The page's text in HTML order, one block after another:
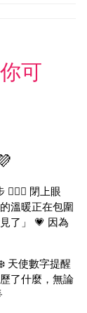
可
閉上眼
溫暖正在包圍
了」 💗 因為
天使數字提醒
了什麼，無論